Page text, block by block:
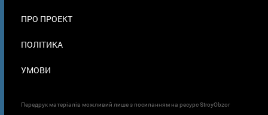
ПРО ПРОЕКТ
ПОЛІТИКА
УМОВИ
Передрук матеріалів можливий лише з посиланням на ресурс StroyObzor